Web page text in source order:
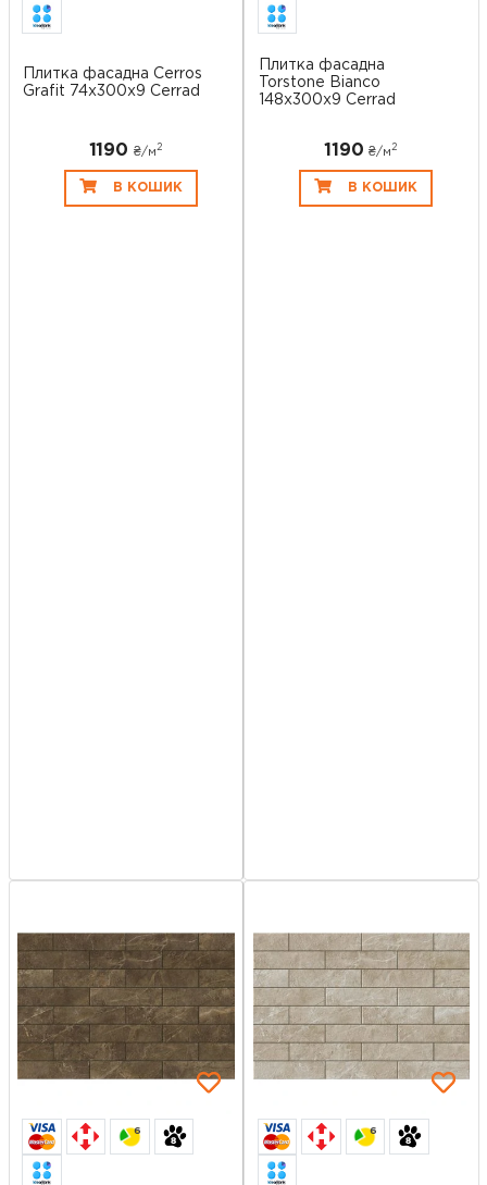
Плитка фасадна Cerros
Grafit 74x300x9 Cerrad
1190 ₴/м 2
В КОШИК
Плитка фасадна
Torstone Bianco
148x300x9 Cerrad
1190 ₴/м2
В КОШИК
6 6